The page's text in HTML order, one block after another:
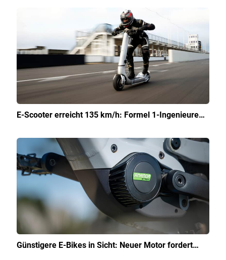
E-Scooter erreicht 135 km/h: Formel 1-Ingenieure…
Günstigere E-Bikes in Sicht: Neuer Motor fordert…